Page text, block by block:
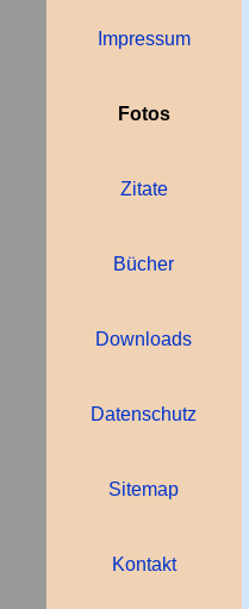
Impressum
Fotos
Zitate
Bücher
Downloads
Datenschutz
Sitemap
Kontakt